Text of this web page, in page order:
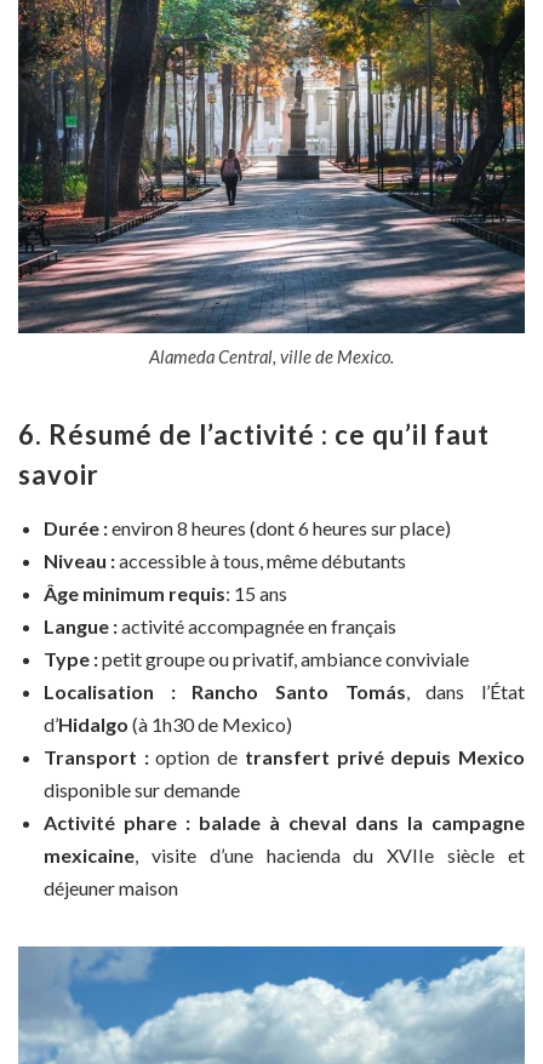
Alameda Central, ville de Mexico.
6. Résumé de l’activité : ce qu’il faut
savoir
Durée :environ 8 heures (dont 6 heures sur place)
Niveau :accessible à tous, même débutants
Âge minimum requis: 15 ans
Langue :activité accompagnée en français
Type :petit groupe ou privatif, ambiance conviviale
Localisation :
Rancho Santo Tomás, dans l’État
d’Hidalgo (à 1h30 de Mexico)
Transport :option de transfert privé depuis Mexico
disponible sur demande
Activité phare : balade à cheval dans la campagne
mexicaine, visite d’une hacienda du XVIIe siècle et
déjeuner maison